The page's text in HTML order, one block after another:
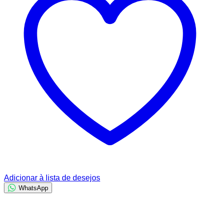
Adicionar à lista de desejos
WhatsApp